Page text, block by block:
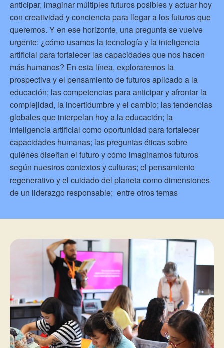
anticipar, imaginar múltiples futuros posibles y actuar hoy
con creatividad y conciencia para llegar a los futuros que
queremos. Y en ese horizonte, una pregunta se vuelve
urgente: ¿cómo usamos la tecnología y la inteligencia
artificial para fortalecer las capacidades que nos hacen
más humanos? En esta línea, exploraremos la
prospectiva y el pensamiento de futuros aplicado a la
educación; las competencias para anticipar y afrontar la
complejidad, la incertidumbre y el cambio; las tendencias
globales que interpelan hoy a la educación; la
inteligencia artificial como oportunidad para fortalecer
capacidades humanas; las preguntas éticas sobre
quiénes diseñan el futuro y cómo imaginamos futuros
según nuestros contextos y culturas; el pensamiento
regenerativo y el cuidado del planeta como dimensiones
de un liderazgo responsable; entre otros temas